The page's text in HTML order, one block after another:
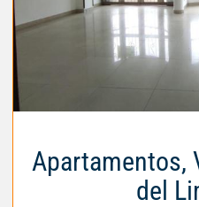
Apartamentos,
del